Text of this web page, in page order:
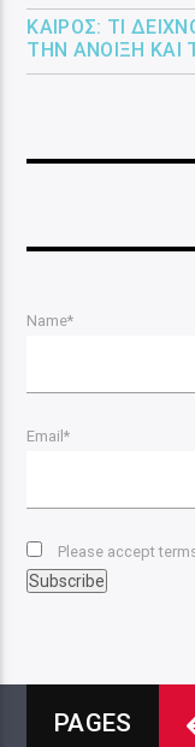
ΚΑΙΡΌΣ: ΤΙ
ΤΗΝ ΆΝΟΙΞΗ ΚΑΙ
Name*
Email*
Please accept
PAGES